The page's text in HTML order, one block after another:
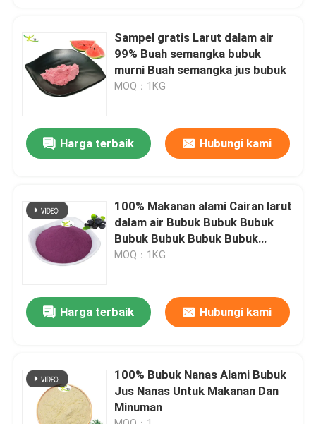
Produk
Tur Pabrik
Hubungi Kami
bubuk ekstrak tumbuhan
Bubuk Makanan Super
Bahan Baku Kosmetik
Sampel gratis Larut dalam air
99% Buah semangka bubuk
murni Buah semangka jus bubuk
MOQ：1KG
Harga terbaik Hubungi kami
100% Makanan alami Cairan larut
dalam air Bubuk Bubuk Bubuk
Bubuk Bubuk Bubuk Bubuk
Bubuk Bubuk Bubuk Bubuk Buah
MOQ：1KG
Harga terbaik Hubungi kami
100% Bubuk Nanas Alami Bubuk
Jus Nanas Untuk Makanan Dan
Minuman